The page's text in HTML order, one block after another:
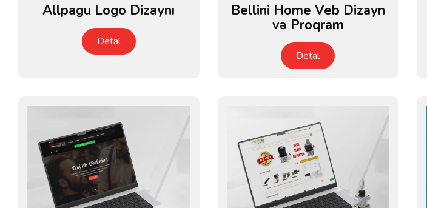
Allpagu Logo Dizaynı
Detal
Bellini Home Veb Dizayn
və Proqram
Detal